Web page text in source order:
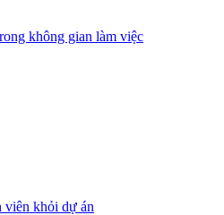
không gian làm việc
viên khỏi dự án